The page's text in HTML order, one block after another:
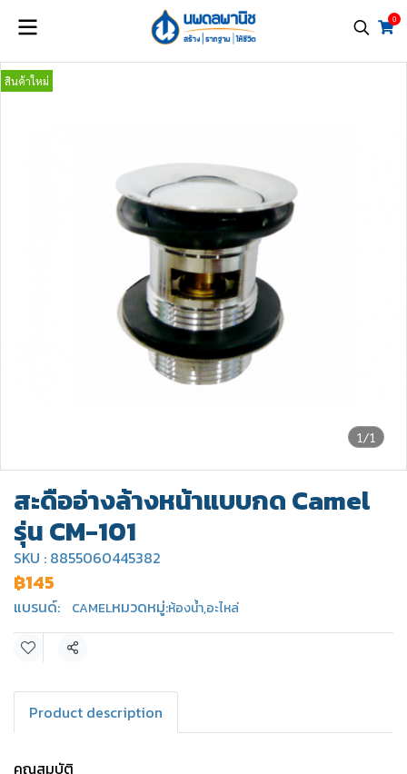
0
1/1
สินค้าใหม่
สะดืออ่างล้างหน้าแบบกด Camel
รุ่น CM-101
SKU : 8855060445382
฿145
แบรนด์: CAMELหมวดหมู่:ห้องน้ำ,อะไหล่
แชร์
Product description
คุณสมบัติ